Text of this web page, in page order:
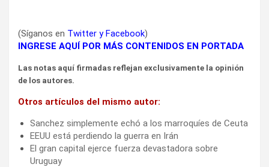
(Síganos en Twitter yFacebook)
INGRESE AQUÍ POR MÁS CONTENIDOS EN PORTADA
Las notas aquí firmadas reflejan exclusivamente la opinión
de los autores.
Otros artículos del mismo autor:
Sanchez simplemente echó a los marroquíes de Ceuta
EEUU está perdiendo la guerra en Irán
El gran capital ejerce fuerza devastadora sobre
Uruguay